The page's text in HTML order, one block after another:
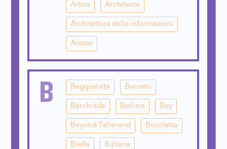
Arbus Architecta
Architettura delle informazioni
Arezzo
B Baggianate Berceto
Berchidda Berlino Bey
Beyond Tellerand Bicicletta
Biella Bijliana